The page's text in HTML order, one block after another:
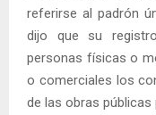
referirse al padrón
dijo que su
personas físicas o
o comerciales los
de las obras